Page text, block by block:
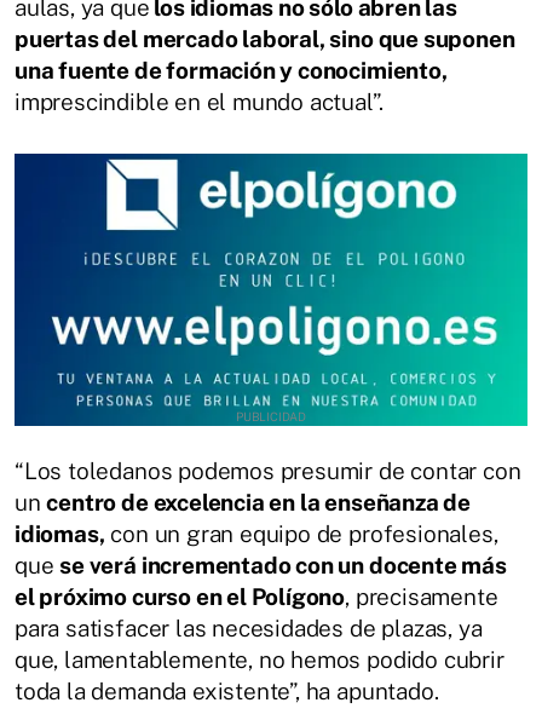
aulas, ya que los idiomas no sólo abren las
puertas del mercado laboral, sino que suponen
una fuente de formación y conocimiento,
imprescindible en el mundo actual”.
“Los toledanos podemos presumir de contar con
uncentro de excelencia en la enseñanza de
idiomas, con un gran equipo de profesionales,
quese verá incrementado con un docente más
el próximo curso en el Polígono, precisamente
para satisfacer las necesidades de plazas, ya
que, lamentablemente, no hemos podido cubrir
toda la demanda existente”, ha apuntado.